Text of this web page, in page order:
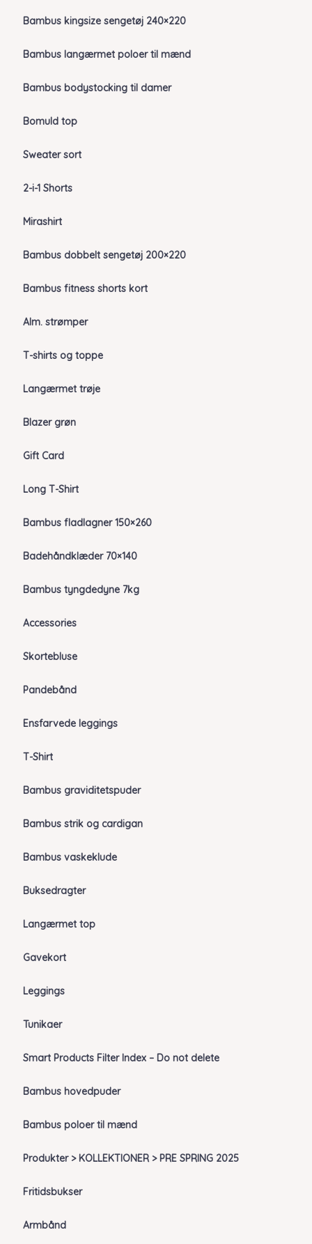
Bambus kingsize sengetøj 240×220
Bambus langærmet poloer til mænd
Bambus bodystocking til damer
Bomuld top
Sweater sort
2-i-1 Shorts
Mirashirt
Bambus dobbelt sengetøj 200×220
Bambus fitness shorts kort
Alm. strømper
T-shirts og toppe
Langærmet trøje
Blazer grøn
Gift Card
Long T-Shirt
Bambus fladlagner 150×260
Badehåndklæder 70×140
Bambus tyngdedyne 7kg
Accessories
Skortebluse
Pandebånd
Ensfarvede leggings
T-Shirt
Bambus graviditetspuder
Bambus strik og cardigan
Bambus vaskeklude
Buksedragter
Langærmet top
Gavekort
Leggings
Tunikaer
Smart Products Filter Index – Do not delete
Bambus hovedpuder
Bambus poloer til mænd
Produkter > KOLLEKTIONER > PRE SPRING 2025
Fritidsbukser
Armbånd